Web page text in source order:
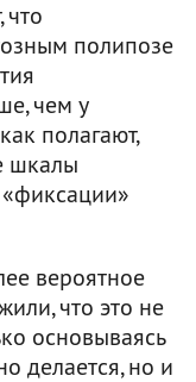
полипозе
чем у
полагают,
шкалы
вероятное
что это не
основываясь
делается, но и